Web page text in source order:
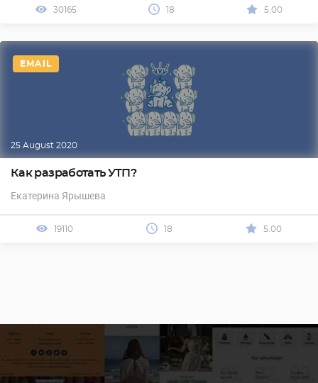
30165 18 5.00
EMAIL
25 August 2020
Как разработать УТП?
Екатерина Ярышева
19110 18 5.00